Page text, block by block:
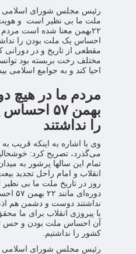
ملت ما بی نظیر است و هویت
احساس یک ملت بودن را
مقطعی از تاریخ و در دورانی
مختلف رخت بربسته بود
احیا کند و به جوامع
بهمن ۵۷
را نداشتند
وی با اشاره به اینکه قریب
می‌گذرد، تصریح کرد:
تمام این سالها پرشور به
انقلاب و امام راحل تجدید
روز در تاریخ ملت ما بی
نداشتند دوست و دشمن هم
با پیروزی انقلاب برای ما
آن احساس ملت بودن و حس
کشور را نداشتیم.
رئیس مجلس شورای اسلامی